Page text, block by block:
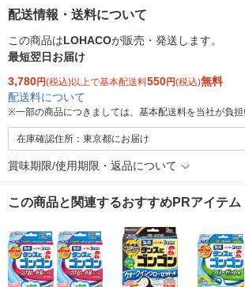
配送情報・送料について
この商品はLOHACOが販売・発送します。
最短翌日お届け
3,780円(税込)以上で基本配送料550円(税込)無料
配送料について
※一部の商品につきましては、基本配送料を当社が負担
在庫確認住所：東京都にお届け
賞味期限/使用期限・返品について
この商品と関連するおすすめPRアイテム